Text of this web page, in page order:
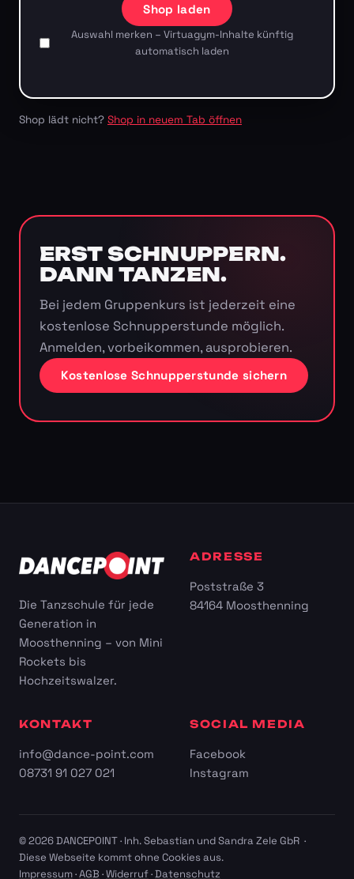
Shop laden
Auswahl merken – Virtuagym-Inhalte künftig
automatisch laden
Shop lädt nicht? Shop in neuem Tab öffnen
ERST SCHNUPPERN.
DANN TANZEN.
Bei jedem Gruppenkurs ist jederzeit eine
kostenlose Schnupperstunde möglich.
Anmelden, vorbeikommen, ausprobieren.
Kostenlose Schnupperstunde sichern
Die Tanzschule für jede
Generation in
Moosthenning – von Mini
Rockets bis
Hochzeitswalzer.
ADRESSE
Poststraße 3
84164 Moosthenning
KONTAKT
info@dance-point.com
08731 91 027 021
SOCIAL MEDIA
Facebook
Instagram
© 2026 DANCEPOINT · Inh. Sebastian und Sandra Zele GbR ·
Diese Webseite kommt ohne Cookies aus.
Impressum·AGB ·Widerruf·Datenschutz